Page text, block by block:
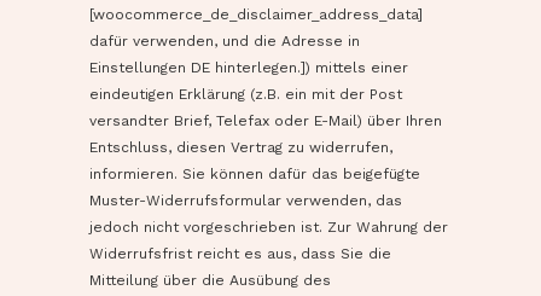
[woocommerce_de_disclaimer_address_data]
dafür verwenden, und die Adresse in
Einstellungen DE hinterlegen.]) mittels einer
eindeutigen Erklärung (z.B. ein mit der Post
versandter Brief, Telefax oder E-Mail) über Ihren
Entschluss, diesen Vertrag zu widerrufen,
informieren. Sie können dafür das beigefügte
Muster-Widerrufsformular verwenden, das
jedoch nicht vorgeschrieben ist. Zur Wahrung der
Widerrufsfrist reicht es aus, dass Sie die
Mitteilung über die Ausübung des